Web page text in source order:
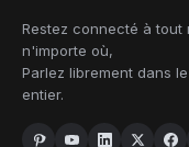
Restez connecté à tout
n'importe où,
Parlez librement dans
entier.